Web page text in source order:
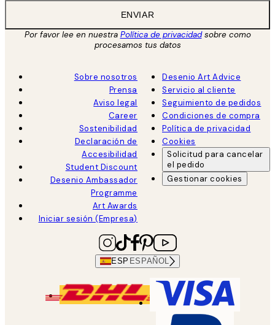
ENVIAR
Por favor lee en nuestra Política de privacidadsobre como
procesamos tus datos
Sobre nosotros
Prensa
Aviso legal
Career
Sostenibilidad
Declaración de
Accesibilidad
Student Discount
Desenio Ambassador
Programme
Art Awards
Iniciar sesión (Empresa)
Desenio Art Advice
Servicio al cliente
Seguimiento de pedidos
Condiciones de compra
Política de privacidad
Cookies
Solicitud para cancelar
el pedido
Gestionar cookies
ESP ESPAÑOL